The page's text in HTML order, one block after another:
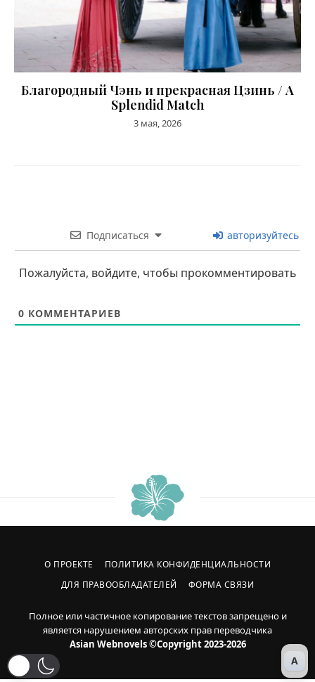
Благородный Чэнь и прекрасная Цзинь / A
Splendid Match
3 мая, 2026
Подписаться авторизуйтесь
Пожалуйста, войдите, чтобы прокомментировать
0 КОММЕНТАРИЕВ
О ПРОЕКТЕ
ПОЛИТИКА КОНФИДЕНЦИАЛЬНОСТИ
ДЛЯ ПРАВООБЛАДАТЕЛЕЙ
ФОРМА СВЯЗИ
Полное или частичное копирование текстов запрещено и
является нарушением авторских прав переводчика
Asian Webnovels ©Copyright 2023-2026
A